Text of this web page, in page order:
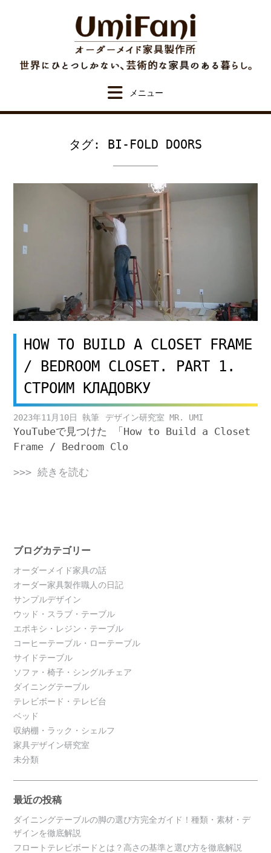
タグ: BI-FOLD DOORS
HOW TO BUILD A CLOSET FRAME
/ BEDROOM CLOSET. PART 1.
СТРОИМ КЛАДОВКУ
2023年11月10日 デザイン研究室 MR. UMI
YouTubeで見つけた 「How to Build a Closet
Frame / Bedroom Clo
>>> 続きを読む
ブログカテゴリー
オーダーメイド家具の話
オーダー家具製作職人の日記
サンプルデザイン
ウッド・スラブ・テーブル
エポキシ・レジン・テーブル
コーヒーテーブル・ローテーブル
サイドテーブル
ソファ・椅子・シングルチェア
ダイニングテーブル
テレビボード・テレビ台
ベッド
収納棚・ラック・シェルフ
家具デザイン研究室
未分類
最近の投稿
ダイニングテーブルの脚の選び方完全ガイド！種類・素材・デ
ザインを徹底解説
フロートテレビボードとは？高さの基準と選び方を徹底解説